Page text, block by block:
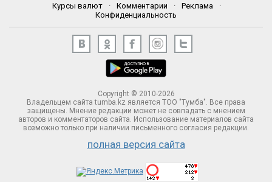
Курсы валют · Комментарии · Реклама
·
Конфиденциальность
Copyright © 2010-2026
Владельцем сайта tumba.kz является ТОО "Тумба". Все права
защищены. Мнение редакции может не совпадать с мнением
авторов и комментаторов сайта. Использование материалов сайта
возможно только при наличии письменного согласия редакции.
полная версия сайта